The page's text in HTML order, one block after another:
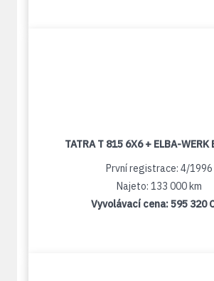
TATRA T 815 6X6 + ELBA-WERK
První registrace: 4/1996
Najeto: 133 000 km
Vyvolávací cena:595 320